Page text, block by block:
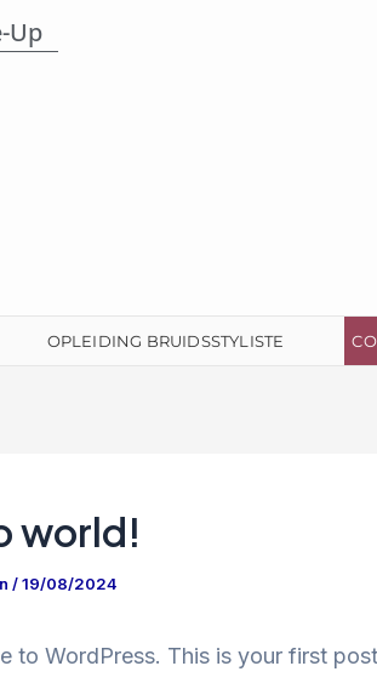
Up
OPLEIDING BRUIDSSTYLISTE
world!
/19/08/2024
to WordPress. This is your first